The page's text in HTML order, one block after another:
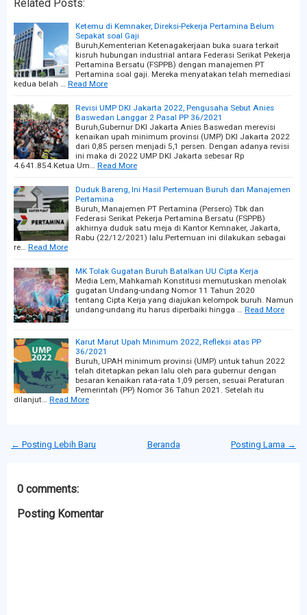
Related Posts:
Ketemu di Kemnaker, Direksi-Pekerja Pertamina Belum
Sepakat soal Gaji
Buruh,Kementerian Ketenagakerjaan buka suara terkait
kisruh hubungan industrial antara Federasi Serikat Pekerja
Pertamina Bersatu (FSPPB) dengan manajemen PT
Pertamina soal gaji. Mereka menyatakan telah memediasi
kedua belah … Read More
Revisi UMP DKI Jakarta 2022, Pengusaha Sebut Anies
Baswedan Langgar 2 Pasal PP 36/2021
Buruh,Gubernur DKI Jakarta Anies Baswedan merevisi
kenaikan upah minimum provinsi (UMP) DKI Jakarta 2022
dari 0,85 persen menjadi 5,1 persen. Dengan adanya revisi
ini maka di 2022 UMP DKI Jakarta sebesar Rp
4.641.854.Ketua Um… Read More
Duduk Bareng, Ini Hasil Pertemuan Buruh dan Manajemen
Pertamina
Buruh, Manajemen PT Pertamina (Persero) Tbk dan
Federasi Serikat Pekerja Pertamina Bersatu (FSPPB)
akhirnya duduk satu meja di Kantor Kemnaker, Jakarta,
Rabu (22/12/2021) lalu.Pertemuan ini dilakukan sebagai
re… Read More
MK Tolak Gugatan Buruh Batalkan UU Cipta Kerja
Media Lem, Mahkamah Konstitusi memutuskan menolak
gugatan Undang-undang Nomor 11 Tahun 2020
tentang Cipta Kerja yang diajukan kelompok buruh. Namun
undang-undang itu harus diperbaiki hingga … Read More
Karut Marut Upah Minimum 2022, Refleksi atas PP
36/2021
Buruh, UPAH minimum provinsi (UMP) untuk tahun 2022
telah ditetapkan pekan lalu oleh para gubernur dengan
besaran kenaikan rata-rata 1,09 persen, sesuai Peraturan
Pemerintah (PP) Nomor 36 Tahun 2021. Setelah itu
dilanjut… Read More
← Posting Lebih Baru Posting Lama →
Beranda
0 comments:
Posting Komentar